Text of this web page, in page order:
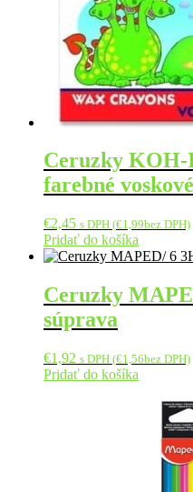
Ceruzky KOH-
farebné voskové
€2,45 s DPH (€1,99bez DPH)
Pridať do košíka
Ceruzky
súprava
€1,92 s DPH (€1,56bez DPH)
Pridať do košíka